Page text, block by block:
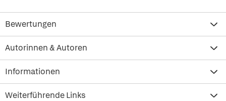
Bewertungen
Autorinnen & Autoren
Informationen
Weiterführende Links